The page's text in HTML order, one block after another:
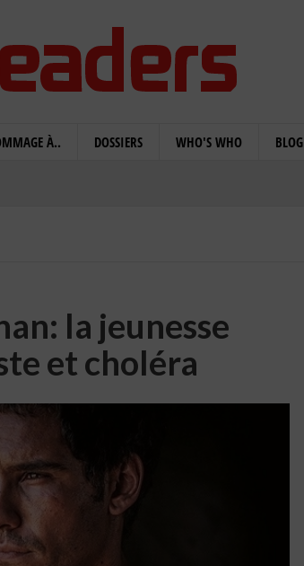
À.. DOSSIERS WHO'S WHO BLOG
la jeunesse
et choléra